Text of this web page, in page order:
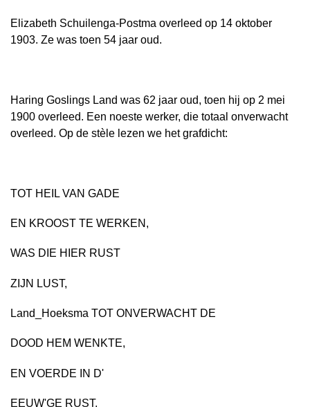
Elizabeth Schuilenga-Postma overleed op 14 oktober
1903. Ze was toen 54 jaar oud.
Haring Goslings Land was 62 jaar oud, toen hij op 2 mei
1900 overleed. Een noeste werker, die totaal onverwacht
overleed. Op de stèle lezen we het grafdicht:
TOT HEIL VAN GADE
EN KROOST TE WERKEN,
WAS DIE HIER RUST
ZIJN LUST,
Land_Hoeksma TOT ONVERWACHT DE
DOOD HEM WENKTE,
EN VOERDE IN D'
EEUW'GE RUST.